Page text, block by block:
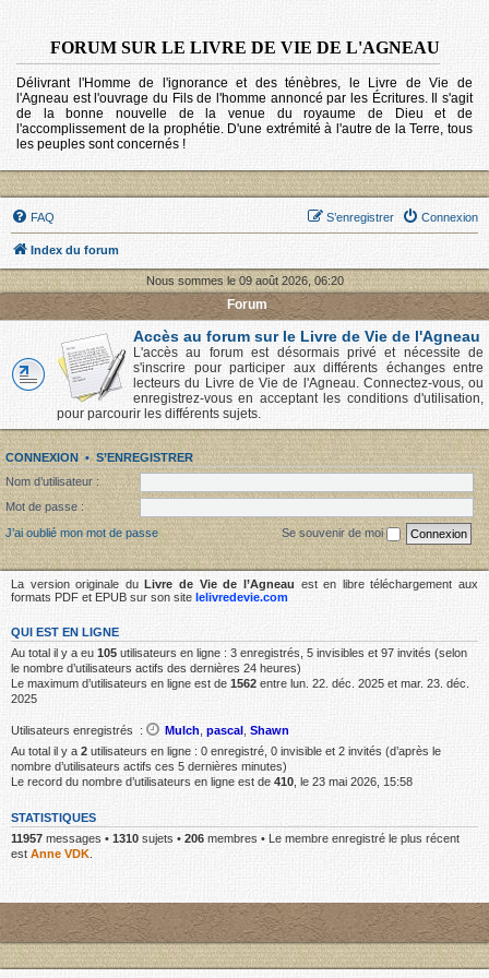
FORUM SUR LE LIVRE DE VIE DE L'AGNEAU
Délivrant l'Homme de l'ignorance et des ténèbres, le Livre de Vie de
l'Agneau est l'ouvrage du Fils de l'homme annoncé par les Écritures. Il s'agit
de la bonne nouvelle de la venue du royaume de Dieu et de
l'accomplissement de la prophétie. D'une extrémité à l'autre de la Terre, tous
les peuples sont concernés !
FAQ Connexion
S’enregistrer
Index du forum
Nous sommes le 09 août 2026, 06:20
Forum
Accès au forum sur le Livre de Vie de l'Agneau
L'accès au forum est désormais privé et nécessite de
s'inscrire pour participer aux différents échanges entre
lecteurs du Livre de Vie de l'Agneau. Connectez-vous, ou
enregistrez-vous en acceptant les conditions d'utilisation,
pour parcourir les différents sujets.
CONNEXION•S’ENREGISTRER
Nom d’utilisateur :
Mot de passe :
J’ai oublié mon mot de passe
Se souvenir de moi
La version originale duLivre de Vie de l’Agneau est en libre téléchargement aux
formats PDF et EPUB sur son site lelivredevie.com
QUI EST EN LIGNE
Au total il y a eu 105 utilisateurs en ligne : 3 enregistrés, 5 invisibles et 97 invités (selon
le nombre d’utilisateurs actifs des dernières 24 heures)
Le maximum d’utilisateurs en ligne est de 1562 entre lun. 22. déc. 2025 et mar. 23. déc.
2025
Utilisateurs enregistrés : Mulch pascal Shawn
Au total il y a 2 utilisateurs en ligne : 0 enregistré, 0 invisible et 2 invités (d’après le
nombre d’utilisateurs actifs ces 5 dernières minutes)
Le record du nombre d’utilisateurs en ligne est de 410 , le 23 mai 2026, 15:58
STATISTIQUES
11957 messages • 1310 sujets • 206 membres • Le membre enregistré le plus récent
est Anne VDK